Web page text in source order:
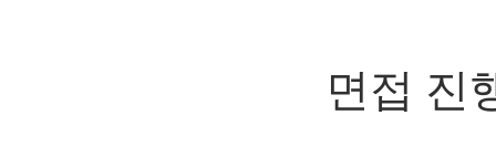
면접 진